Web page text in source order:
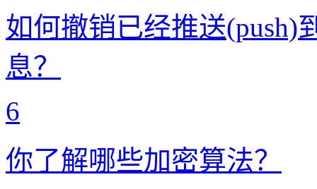
如何撤销已经推送(push)
息？
6
你了解哪些加密算法？